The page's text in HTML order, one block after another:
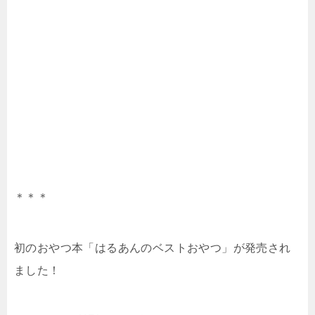
＊＊＊
初のおやつ本「はるあんのベストおやつ」が発売され
ました！